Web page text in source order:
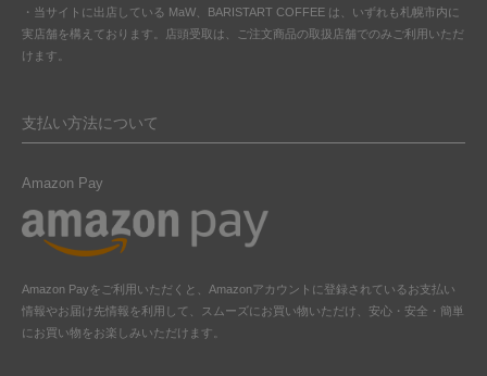
・当サイトに出店している MaW、BARISTART COFFEE は、いずれも札幌市内に
実店舗を構えております。店頭受取は、ご注文商品の取扱店舗でのみご利用いただ
けます。
支払い方法について
Amazon Pay
Amazon Payをご利用いただくと、Amazonアカウントに登録されているお支払い
情報やお届け先情報を利用して、スムーズにお買い物いただけ、安心・安全・簡単
にお買い物をお楽しみいただけます。